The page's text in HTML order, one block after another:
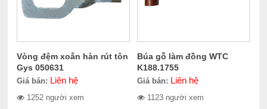
Vòng đệm xoắn hàn rút tôn
Gys 050631
Giá bán: Liên hệ
1252 người xem
Búa gỗ làm đồng WTC
K188.1755
Giá bán: Liên hệ
1123 người xem